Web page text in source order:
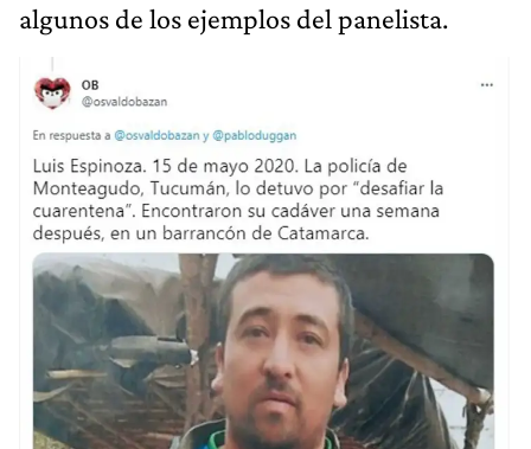
algunos de los ejemplos del panelista.